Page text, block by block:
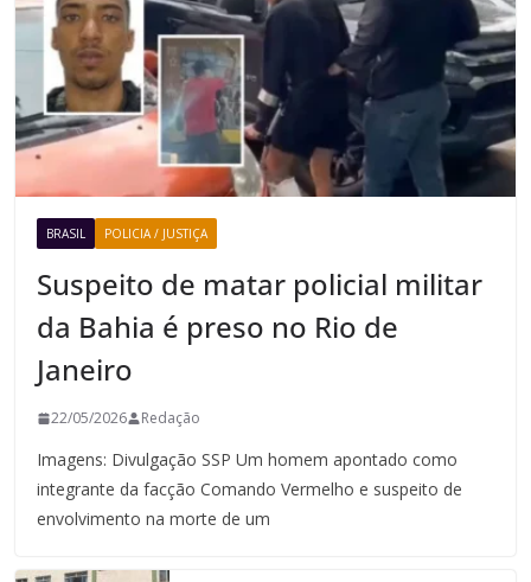
BRASIL POLICIA / JUSTIÇA
Suspeito de matar policial militar
da Bahia é preso no Rio de
Janeiro
22/05/2026 Redação
Imagens: Divulgação SSP Um homem apontado como
integrante da facção Comando Vermelho e suspeito de
envolvimento na morte de um